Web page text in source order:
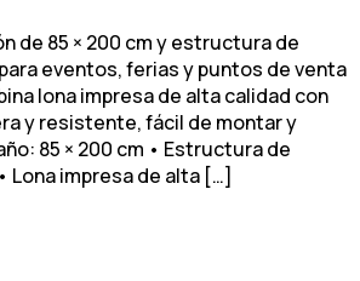
de 85 × 200 cm y estructura de
eventos, ferias y puntos de venta
lona impresa de alta calidad con
y resistente, fácil de montar y
85 × 200 cm • Estructura de
Lona impresa de alta […]